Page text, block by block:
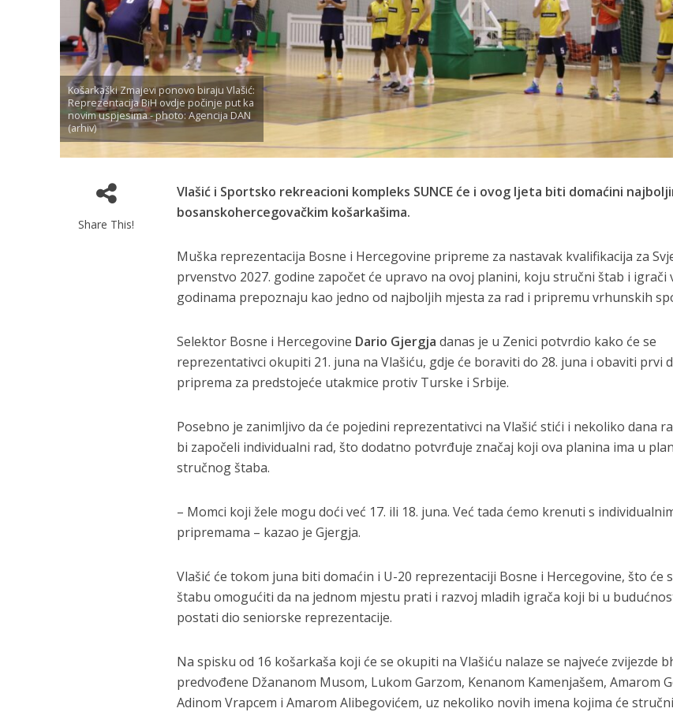
Košarkaški Zmajevi ponovo biraju Vlašić:
Reprezentacija BiH ovdje počinje put ka
novim uspjesima - photo: Agencija DAN
(arhiv)
Share This!
Vlašić i Sportsko rekreacioni kompleks SUNCE će i ovog ljeta biti domaćini
bosanskohercegovačkim košarkašima.
Muška reprezentacija Bosne i Hercegovine pripreme za nastavak kvalifikacija za
prvenstvo 2027. godine započet će upravo na ovoj planini, koju stručni štab i igrači
godinama prepoznaju kao jedno od najboljih mjesta za rad i pripremu vrhunskih
Selektor Bosne i Hercegovine Dario Gjergja danas je u Zenici potvrdio kako će se
reprezentativci okupiti 21. juna na Vlašiću, gdje će boraviti do 28. juna i obaviti prvi
priprema za predstojeće utakmice protiv Turske i Srbije.
Posebno je zanimljivo da će pojedini reprezentativci na Vlašić stići i nekoliko dana
bi započeli individualni rad, što dodatno potvrđuje značaj koji ova planina ima u
stručnog štaba.
– Momci koji žele mogu doći već 17. ili 18. juna. Već tada ćemo krenuti s
pripremama – kazao je Gjergja.
Vlašić će tokom juna biti domaćin i U-20 reprezentaciji Bosne i Hercegovine, što će
štabu omogućiti da na jednom mjestu prati i razvoj mladih igrača koji bi u
postati dio seniorske reprezentacije.
Na spisku od 16 košarkaša koji će se okupiti na Vlašiću nalaze se najveće zvijezde
predvođene Džananom Musom, Lukom Garzom, Kenanom Kamenjašem, Amarom
Adinom Vrapcem i Amarom Alibegovićem, uz nekoliko novih imena kojima će